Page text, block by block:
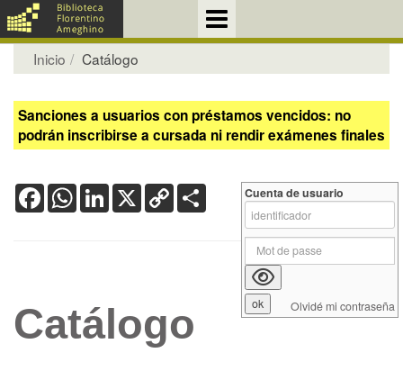
Inicio Catálogo
Sanciones a usuarios con préstamos vencidos: no
podrán inscribirse a cursada ni rendir exámenes finales
FacebookWhatsApp
LinkedIn
X Copy
Link
Catálogo
Cuenta de usuario
Olvidé mi contraseña